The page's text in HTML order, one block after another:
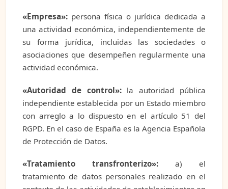
«Empresa»: persona física o jurídica dedicada a
una actividad económica, independientemente de
su forma jurídica, incluidas las sociedades o
asociaciones que desempeñen regularmente una
actividad económica.
«Autoridad de control»:la autoridad pública
independiente establecida por un Estado miembro
con arreglo a lo dispuesto en el artículo 51 del
RGPD. En el caso de España es la Agencia Española
de Protección de Datos.
«Tratamiento transfronterizo»: a) el
tratamiento de datos personales realizado en el